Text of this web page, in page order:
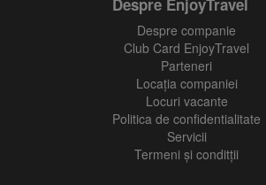
Despre EnjoyTravel
Despre companie
Club Card EnjoyTravel
Parteneri
Locaţia companiei
Locuri vacante
Politica de confidentialitate
Servicii
Termeni și conditții